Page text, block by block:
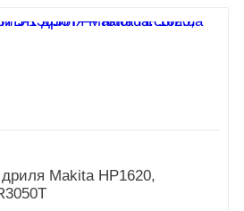
Makita HP1620,